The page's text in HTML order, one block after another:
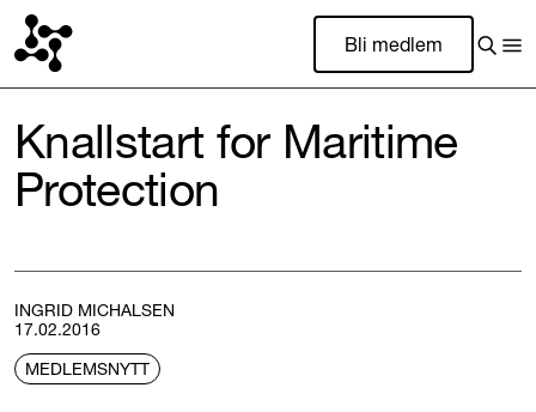
Bli medlem
Knallstart for Maritime
Protection
INGRID MICHALSEN
17.02.2016
MEDLEMSNYTT